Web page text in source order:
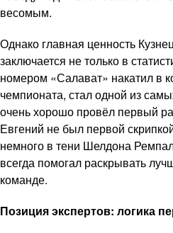
весомым.
Однако главная ценность
заключается не только в
номером «Салават» накатил в
чемпионата, стал одной из
очень хорошо провёл первый
Евгений не был первой
немного в тени Шелдона
всегда помогал раскрывать
команде.
Позиция экспертов: логика